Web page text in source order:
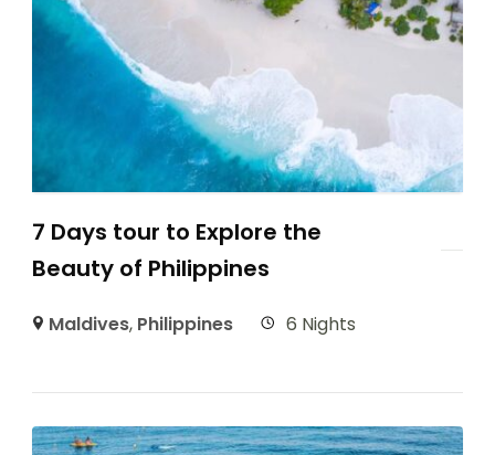
7 Days tour to Explore the
Beauty of Philippines
Maldives, Philippines 6 Nights